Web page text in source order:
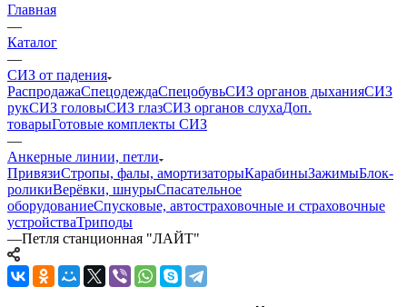
Главная
—
Каталог
—
СИЗ от падения
РаспродажаСпецодеждаСпецобувьСИЗ органов дыханияСИЗ
рукСИЗ головыСИЗ глазСИЗ органов слухаДоп.
товарыГотовые комплекты СИЗ
—
Анкерные линии, петли
ПривязиСтропы, фалы, амортизаторыКарабиныЗажимыБлок-
роликиВерёвки, шнурыСпасательное
оборудованиеСпусковые, автостраховочные и страховочные
устройстваТриподы
—Петля станционная "ЛАЙТ"